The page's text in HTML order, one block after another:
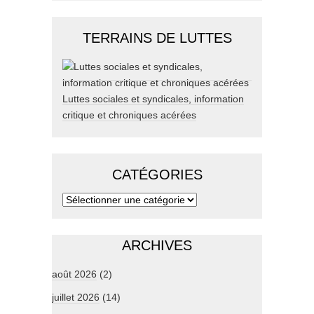
TERRAINS DE LUTTES
Luttes sociales et syndicales, information
critique et chroniques acérées
CATÉGORIES
ARCHIVES
août 2026 (2)
juillet 2026 (14)